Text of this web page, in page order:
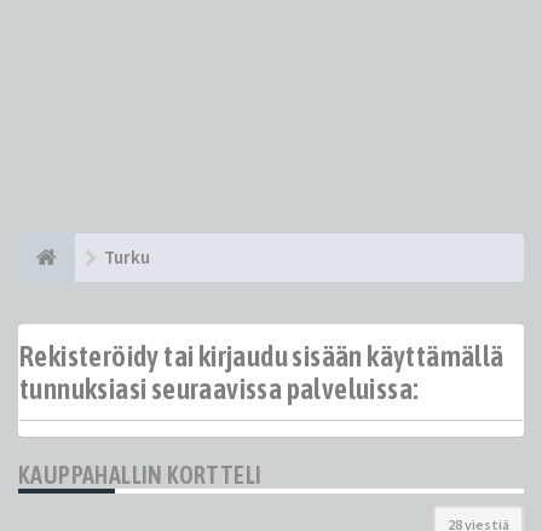
Turku
Rekisteröidy tai kirjaudu sisään käyttämällä
tunnuksiasi seuraavissa palveluissa:
KAUPPAHALLIN KORTTELI
28 viestiä